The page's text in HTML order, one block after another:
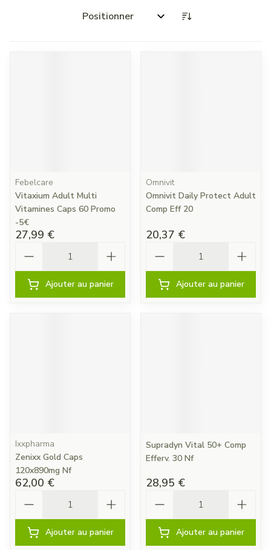
Trier par:
Febelcare
Vitaxium Adult Multi
Vitamines Caps 60 Promo
-5€
27,99 €
Ajouter au panier
Omnivit
Omnivit Daily Protect Adult
Comp Eff 20
20,37 €
Ajouter au panier
Ixxpharma
Zenixx Gold Caps
120x890mg Nf
62,00 €
Ajouter au panier
Supradyn Vital 50+ Comp
Efferv. 30 Nf
28,95 €
Ajouter au panier